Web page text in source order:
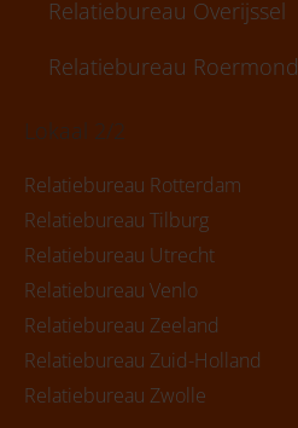
Relatiebureau Overijssel
Relatiebureau Roermond
Lokaal 2/2
Relatiebureau Rotterdam
Relatiebureau Tilburg
Relatiebureau Utrecht
Relatiebureau Venlo
Relatiebureau Zeeland
Relatiebureau Zuid-Holland
Relatiebureau Zwolle